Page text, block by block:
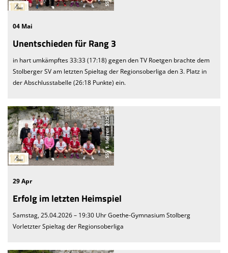
04 Mai
Unentschieden für Rang 3
in hart umkämpftes 33:33 (17:18) gegen den TV Roetgen brachte dem
Stolberger SV am letzten Spieltag der Regionsoberliga den 3. Platz in
der Abschlusstabelle (26:18 Punkte) ein.
29 Apr
Erfolg im letzten Heimspiel
Samstag, 25.04.2026 – 19:30 Uhr Goethe-Gymnasium Stolberg
Vorletzter Spieltag der Regionsoberliga